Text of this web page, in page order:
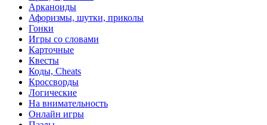
Арканоиды
Афоризмы, шутки, приколы
Гонки
Игры со словами
Карточные
Квесты
Коды, Cheats
Кроссворды
Логические
На внимательность
Онлайн игры